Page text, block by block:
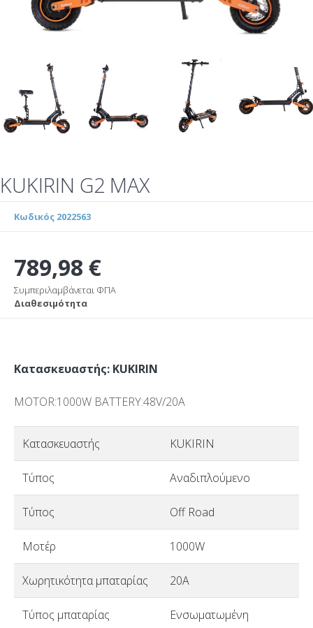
KUKIRIN G2 MAX
Κωδικός 2022563
789,98 €
Συμπεριλαμβάνεται ΦΠΑ
Διαθεσιμότητα
Κατασκευαστής: KUKIRIN
MOTOR:1000W BATTERY:48V/20A
Κατασκευαστής KUKIRIN
Τύπος Αναδιπλούμενο
Τύπος Off Road
Μοτέρ 1000W
Χωρητικότητα μπαταρίας 20A
Τύπος μπαταρίας Ενσωματωμένη